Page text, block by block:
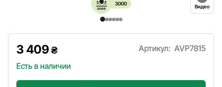
3000 Видео
3 409₴
Есть в наличии
Артикул: AVP7815